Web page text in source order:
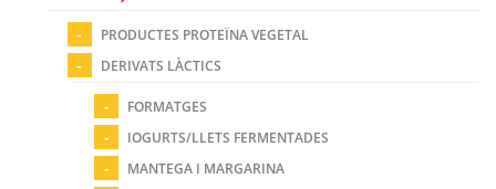
PRODUCTES PROTEÏNA VEGETAL
DERIVATS LÀCTICS
FORMATGES
IOGURTS/LLETS FERMENTADES
MANTEGA I MARGARINA